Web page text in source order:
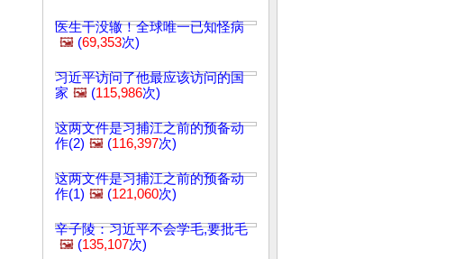
医生干没辙！全球唯一已知怪病
🖼️ (69,353次)
习近平访问了他最应该访问的国
家 🖼️ (115,986次)
这两文件是习捕江之前的预备动
作(2) 🖼️ (116,397次)
这两文件是习捕江之前的预备动
作(1) 🖼️ (121,060次)
辛子陵：习近平不会学毛,要批毛
🖼️ (135,107次)